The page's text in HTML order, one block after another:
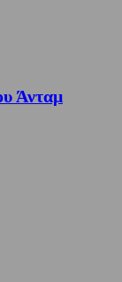
Άνταμ